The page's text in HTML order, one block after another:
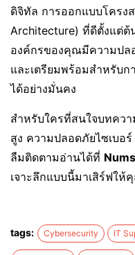
ดิจิทัล การออกแบบโครง
Architecture) ที่ดีตั้งแต่ต้
องค์กรของคุณมีความปล
และเตรียมพร้อมสำหรับ
ได้อย่างมั่นคง
สำหรับใครที่สนใจบทควา
สูง ความปลอดภัยไซเบอ
ลืมติดตามอ่านได้ที่
เจาะลึกแบบนี้มาเสิร์ฟใ
tags: Cybersecurity IT